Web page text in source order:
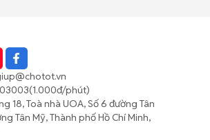
(1.000đ/phút)
18, Toà nhà UOA, Số 6 đường Tân
Tân Mỹ, Thành phố Hồ Chí Minh,